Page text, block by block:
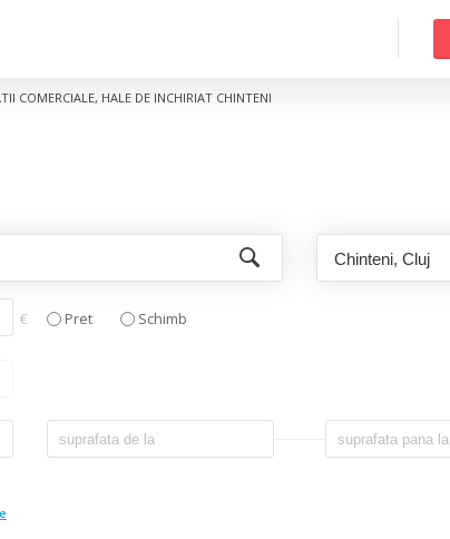
COMERCIALE, HALE DE INCHIRIAT CHINTENI
€ Pret Schimb